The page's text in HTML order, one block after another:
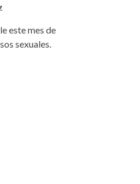
este mes de
sexuales.